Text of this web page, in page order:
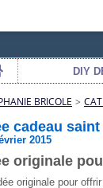
DIY
BRICOLE >
cadeau
2015
originale